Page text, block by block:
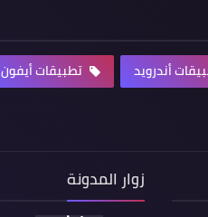
أندرويد
تطبيقات أيفون
زوار المدونة